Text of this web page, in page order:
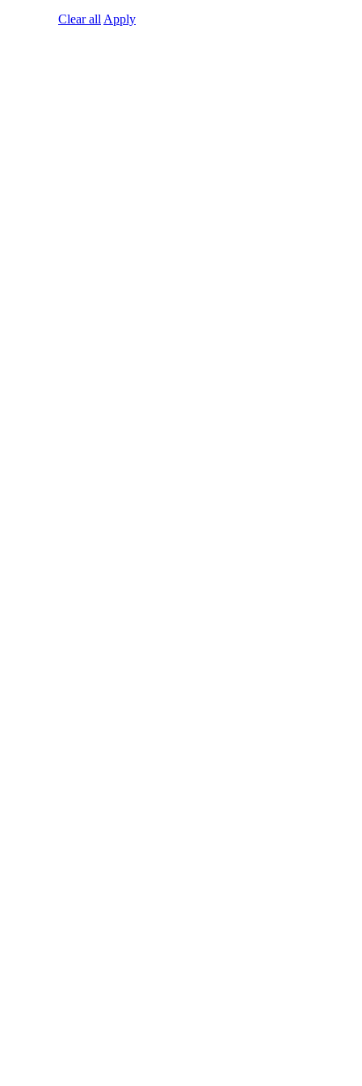
Clear all Apply